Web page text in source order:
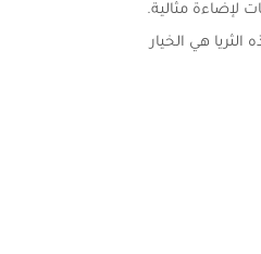
المعدنية المعلقة التي تأتي بارتفاع 40 سم وعرض 50 سم. تتميز بتصميمها العصري ولونها الأسود الجذاب، كما تحتوي على 6 لمبات لإضاءة مثالية.
هي الخيار